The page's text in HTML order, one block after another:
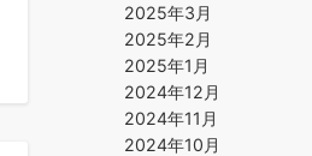
2025年3月
2025年2月
2025年1月
2024年12月
2024年11月
2024年10月